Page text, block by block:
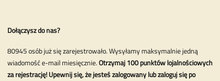
Dołączysz do nas?
80945 osób już się zarejestrowało. Wysyłamy maksymalnie jedną
wiadomość e-mail miesięcznie.Otrzymaj 100 punktów lojalnościowych
za rejestrację! Upewnij się, że jesteś zalogowany lub zaloguj się po